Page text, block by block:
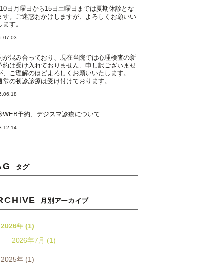
日月曜日から15日土曜日までは夏期休診とな
す。ご迷惑おかけしますが、よろしくお願いい
ます。
が混み合っており、現在当院では心理検査の新
約は受け入れておりません。申し訳ございませ
、ご理解のほどよろしくお願いいたします。
常の初診診療は受け付けております。
WEB予約、デジスマ診療について
タグ
月別アーカイブ
2026年 (1)
2026年7月 (1)
2025年 (1)